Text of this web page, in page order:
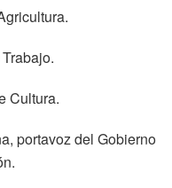
Cultura.
portavoz del Gobierno